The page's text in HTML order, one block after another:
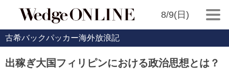
8/9(日)
古希バックパッカー海外放浪記
出稼ぎ大国フィリピンにおける政治思想とは？